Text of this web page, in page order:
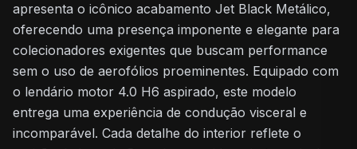
apresenta o icônico acabamento Jet Black Metálico,
oferecendo uma presença imponente e elegante para
colecionadores exigentes que buscam performance
sem o uso de aerofólios proeminentes. Equipado com
o lendário motor 4.0 H6 aspirado, este modelo
entrega uma experiência de condução visceral e
incomparável. Cada detalhe do interior reflete o